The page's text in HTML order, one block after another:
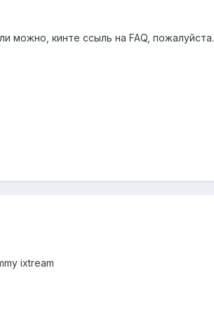
можно, кинте ссыль на FAQ, пожалуйста.
ixtream